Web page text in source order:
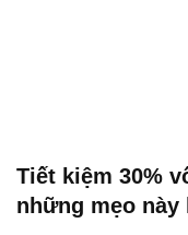
Tiết kiệm 30%
những mẹo này